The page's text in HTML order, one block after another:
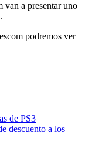
van a presentar uno
podremos ver
de PS3
descuento a los